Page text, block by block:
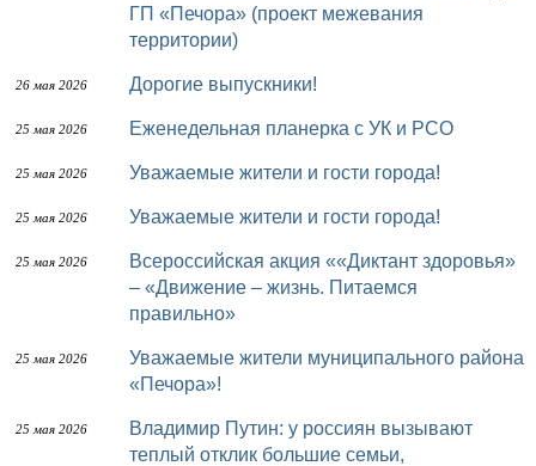
ГП «Печора» (проект межевания
территории)
26 мая 2026 Дорогие выпускники!
25 мая 2026 Еженедельная планерка с УК и РСО
25 мая 2026 Уважаемые жители и гости города!
25 мая 2026 Уважаемые жители и гости города!
25 мая 2026
Всероссийская акция ««Диктант здоровья»
– «Движение – жизнь. Питаемся
правильно»
25 мая 2026
Уважаемые жители муниципального района
«Печора»!
25 мая 2026
Владимир Путин: у россиян вызывают
теплый отклик большие семьи,